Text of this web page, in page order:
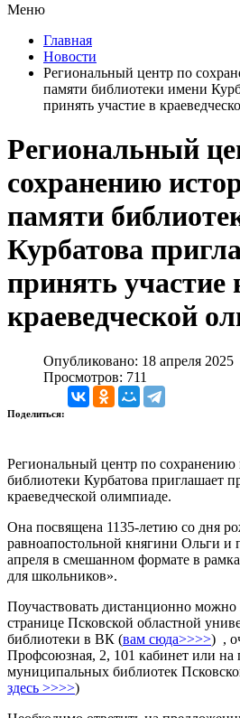
Меню
Главная
Новости
Региональный центр по
памяти библиотеки имени
принять участие в
Региональный
сохранению
памяти
Курбатова
принять участие
краеведческой
Опубликовано: 18 апреля 2025
Просмотров: 711
Поделиться:
Региональный центр по сохранению
библиотеки Курбатова приглашает
краеведческой олимпиаде.
Она посвящена 1135-летию со дня
равноапостольной княгини Ольги и
апреля в смешанном формате в
для школьников».
Поучаствовать дистанционно
странице Псковской областной
библиотеки в ВК (вам сюда>>>>) ,
Профсоюзная, 2, 101 кабинет или на
муниципальных библиотек
здесь >>>>)